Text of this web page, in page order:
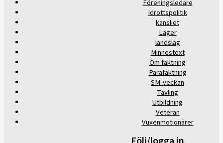
Föreningsledare
Idrottspolitik
kansliet
Läger
landslag
Minnestext
Om fäktning
Parafäktning
SM-veckan
Tävling
Utbildning
Veteran
Vuxenmotionärer